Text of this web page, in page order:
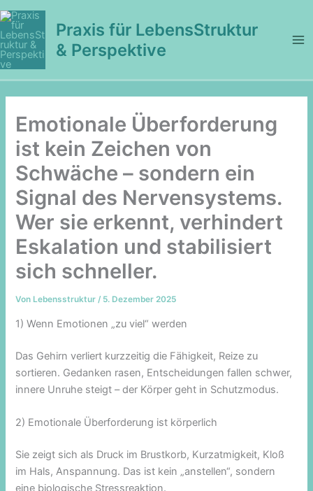
Zum
Inhalt
springen
Praxis für LebensStruktur
& Perspektive
Emotionale Überforderung
ist kein Zeichen von
Schwäche – sondern ein
Signal des Nervensystems.
Wer sie erkennt, verhindert
Eskalation und stabilisiert
sich schneller.
Von Lebensstruktur/ 5. Dezember 2025
1) Wenn Emotionen „zu viel“ werden
Das Gehirn verliert kurzzeitig die Fähigkeit, Reize zu
sortieren. Gedanken rasen, Entscheidungen fallen schwer,
innere Unruhe steigt – der Körper geht in Schutzmodus.
2) Emotionale Überforderung ist körperlich
Sie zeigt sich als Druck im Brustkorb, Kurzatmigkeit, Kloß
im Hals, Anspannung. Das ist kein „anstellen“, sondern
eine biologische Stressreaktion.